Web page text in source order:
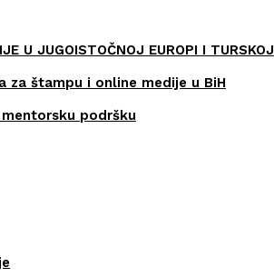
U JUGOISTOČNOJ EUROPI I TURSKOJ
za štampu i online medije u BiH
podršku